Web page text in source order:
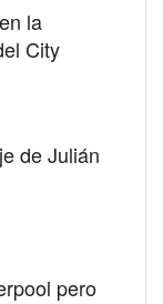
la
City
de Julián
pero